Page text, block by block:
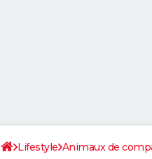
Lifestyle Animaux de